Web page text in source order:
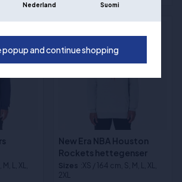
L, XL,
New Era NBA Houston
Rockets hettegenser
Sizes :XS / 164 cm, S, M, L, XL,
2XL
Nederland Suomi
popup and continue shopping